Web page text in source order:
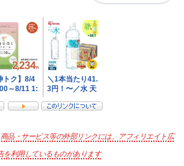
品・サービス等の外部リンクには、アフィリエイト広
を利用しているものがあります